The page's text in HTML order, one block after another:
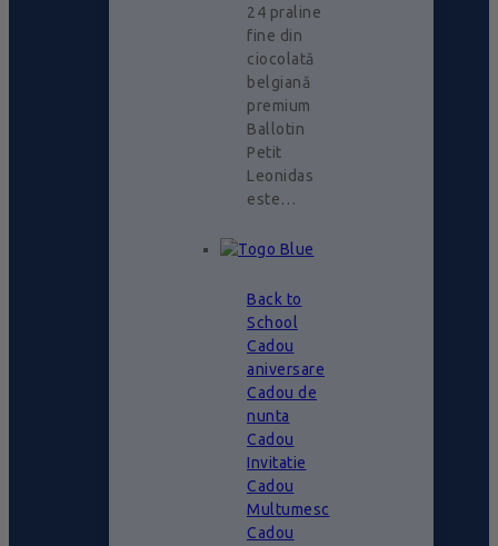
24 praline
fine din
ciocolată
belgiană
premium
Ballotin
Petit
Leonidas
este…
Back to
School
Cadou
aniversare
Cadou de
nunta
Cadou
Invitatie
Cadou
Multumesc
Cadou